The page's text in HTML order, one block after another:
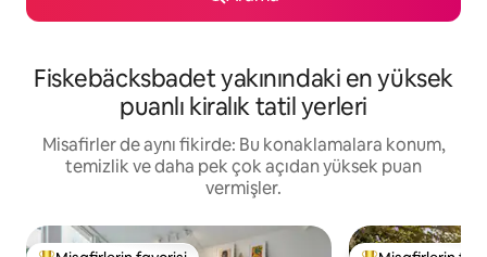
Fiskebäcksbadet yakınındaki en yüksek
puanlı kiralık tatil yerleri
Misafirler de aynı fikirde: Bu konaklamalara konum,
temizlik ve daha pek çok açıdan yüksek puan
vermişler.